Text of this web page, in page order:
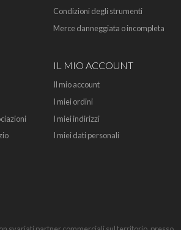
Condizioni degli strumenti
Merce danneggiata o incompleta
IL MIO ACCOUNT
Il mio account
I miei ordini
I miei indirizzi
I miei dati personali